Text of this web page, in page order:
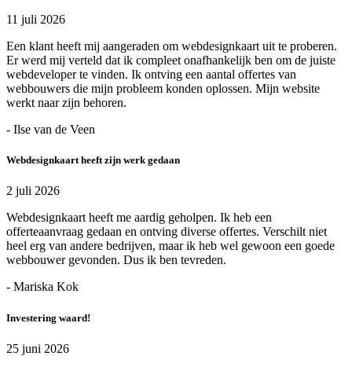
11 juli 2026
Een klant heeft mij aangeraden om webdesignkaart uit te proberen.
Er werd mij verteld dat ik compleet onafhankelijk ben om de juiste
webdeveloper te vinden. Ik ontving een aantal offertes van
webbouwers die mijn probleem konden oplossen. Mijn website
werkt naar zijn behoren.
- Ilse van de Veen
Webdesignkaart heeft zijn werk gedaan
2 juli 2026
Webdesignkaart heeft me aardig geholpen. Ik heb een
offerteaanvraag gedaan en ontving diverse offertes. Verschilt niet
heel erg van andere bedrijven, maar ik heb wel gewoon een goede
webbouwer gevonden. Dus ik ben tevreden.
- Mariska Kok
Investering waard!
25 juni 2026